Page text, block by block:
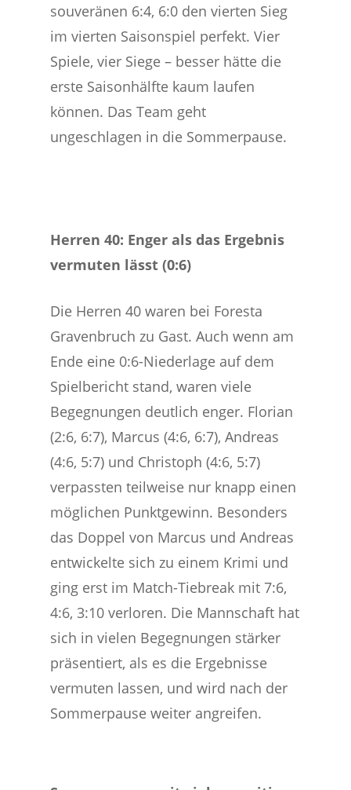
souveränen 6:4, 6:0 den vierten Sieg
im vierten Saisonspiel perfekt. Vier
Spiele, vier Siege – besser hätte die
erste Saisonhälfte kaum laufen
können. Das Team geht
ungeschlagen in die Sommerpause.
Herren 40: Enger als das Ergebnis
vermuten lässt (0:6)
Die Herren 40 waren bei Foresta
Gravenbruch zu Gast. Auch wenn am
Ende eine 0:6-Niederlage auf dem
Spielbericht stand, waren viele
Begegnungen deutlich enger. Florian
(2:6, 6:7), Marcus (4:6, 6:7), Andreas
(4:6, 5:7) und Christoph (4:6, 5:7)
verpassten teilweise nur knapp einen
möglichen Punktgewinn. Besonders
das Doppel von Marcus und Andreas
entwickelte sich zu einem Krimi und
ging erst im Match-Tiebreak mit 7:6,
4:6, 3:10 verloren. Die Mannschaft hat
sich in vielen Begegnungen stärker
präsentiert, als es die Ergebnisse
vermuten lassen, und wird nach der
Sommerpause weiter angreifen.